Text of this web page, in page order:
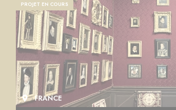
PROJET EN COURS
FRANCE